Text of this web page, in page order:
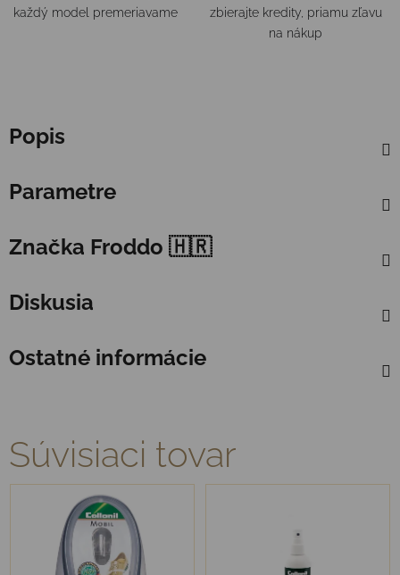
každý model premeriavame
zbierajte kredity, priamu zľavu
na nákup
Popis
Parametre
Značka Froddo 🇭🇷
Diskusia
Ostatné informácie
Súvisiaci tovar